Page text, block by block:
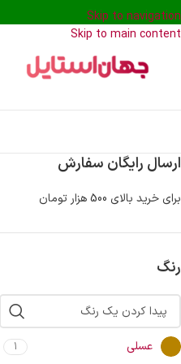
Skip to navigation
Skip to main content
ارسال رایگان سفارش
برای خرید بالای 500 هزار تومان
رنگ
عسلی 1